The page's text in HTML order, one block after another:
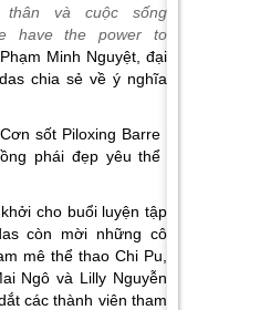
và cuộc sống
have the power to
Minh Nguyệt, đại
chia sẻ về ý nghĩa
cho buổi luyện tập
còn mời những cô
mê thể thao Chi Pu,
Ngô và Lilly Nguyễn
các thành viên tham